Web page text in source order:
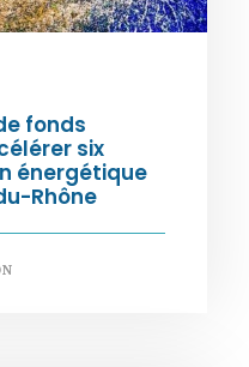
fonds
six
énergétique
Rhône